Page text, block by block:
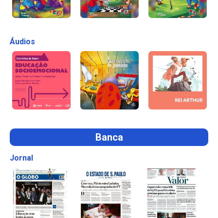
Áudios
Banca
Jornal